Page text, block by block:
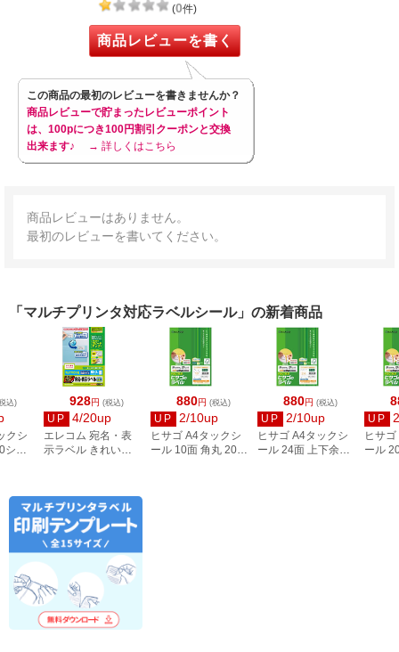
(0件)
商品レビューを書く
この商品の最初のレビューを書きませんか？
商品レビューで貯まったレビューポイント
は、100pにつき100円割引クーポンと交換
出来ます♪
→ 詳しくはこちら
商品レビューはありません。
最初のレビューを書いてください。
「マルチプリンタ対応ラベルシール」の新着商品
928円 (税込)
UP 4/20up
エレコム 宛名・表
示ラベル きれい貼
880円 (税込)
UP 2/10up
ヒサゴ A4タックシ
ール 10面 角丸 20シ
880円 (税込)
UP 2/10up
ヒサゴ A4タックシ
ール 24面 上下余白
UP
ヒサ
ール
込)
クシ
シー